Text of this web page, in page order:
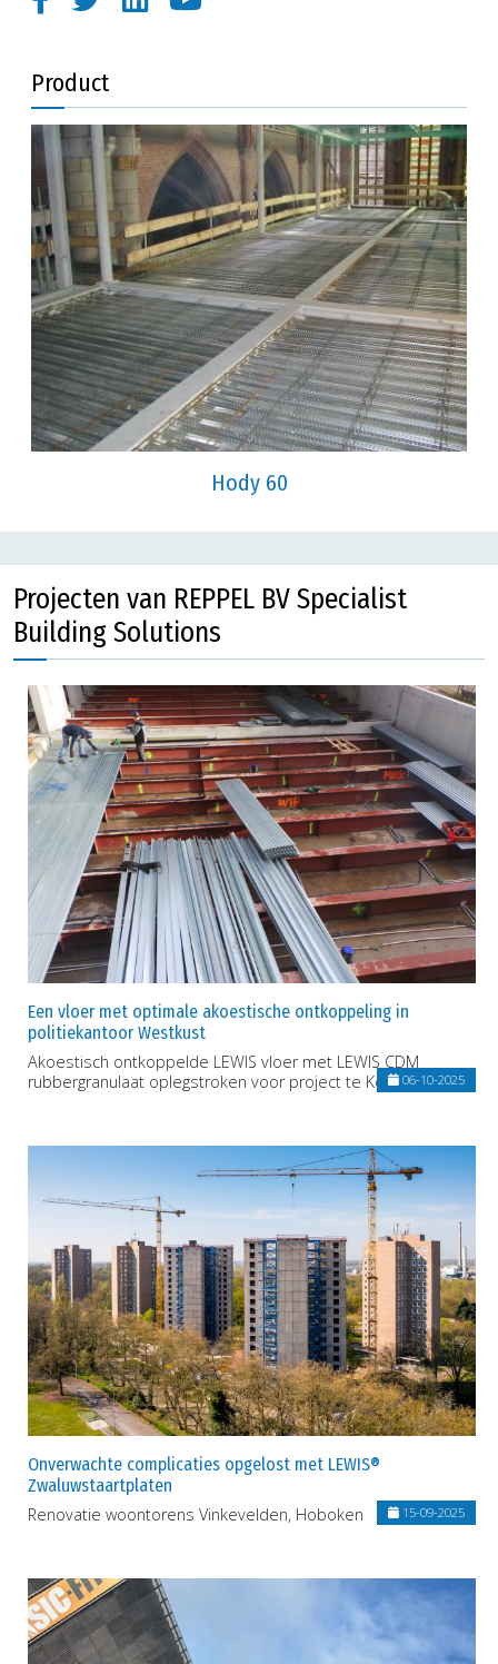
Product
Hody 60
Projecten van REPPEL BV Specialist
Building Solutions
Een vloer met optimale akoestische ontkoppeling in
politiekantoor Westkust
Akoestisch ontkoppelde LEWIS vloer met LEWIS CDM
rubbergranulaat oplegstroken voor project te Koksijde.06-10-2025
Onverwachte complicaties opgelost met LEWIS®
Zwaluwstaartplaten
Renovatie woontorens Vinkevelden, Hoboken
15-09-2025